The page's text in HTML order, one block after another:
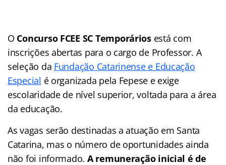
O Concurso FCEE SC Temporários está com
inscrições abertas para o cargo de Professor. A
seleção da Fundação Catarinense e Educação
Especial é organizada pela Fepese e exige
escolaridade de nível superior, voltada para a área
da educação.
As vagas serão destinadas a atuação em Santa
Catarina, mas o número de oportunidades ainda
não foi informado. A remuneração inicial é de